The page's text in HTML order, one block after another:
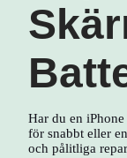
Har du en
för snabbt eller
och pålitliga